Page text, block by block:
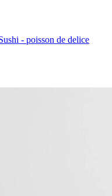
- poisson de delice